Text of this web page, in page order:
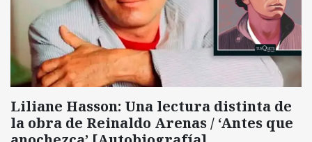
Liliane Hasson: Una lectura distinta de
la obra de Reinaldo Arenas / ‘Antes que